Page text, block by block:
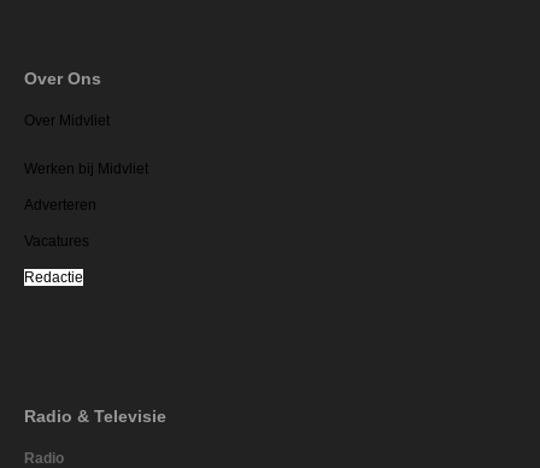
Over Ons
Over Midvliet
Werken bij Midvliet
Adverteren
Vacatures
Redactie
Radio & Televisie
Radio